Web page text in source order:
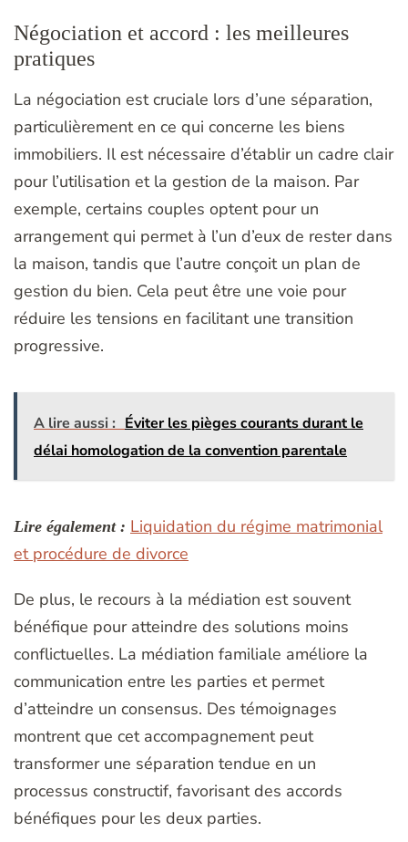
Négociation et accord : les meilleures
pratiques
La négociation est cruciale lors d’une séparation,
particulièrement en ce qui concerne les biens
immobiliers. Il est nécessaire d’établir un cadre clair
pour l’utilisation et la gestion de la maison. Par
exemple, certains couples optent pour un
arrangement qui permet à l’un d’eux de rester dans
la maison, tandis que l’autre conçoit un plan de
gestion du bien. Cela peut être une voie pour
réduire les tensions en facilitant une transition
progressive.
A lire aussi : Éviter les pièges courants durant le
délai homologation de la convention parentale
Lire également : Liquidation du régime matrimonial
et procédure de divorce
De plus, le recours à la médiation est souvent
bénéfique pour atteindre des solutions moins
conflictuelles. La médiation familiale améliore la
communication entre les parties et permet
d’atteindre un consensus. Des témoignages
montrent que cet accompagnement peut
transformer une séparation tendue en un
processus constructif, favorisant des accords
bénéfiques pour les deux parties.